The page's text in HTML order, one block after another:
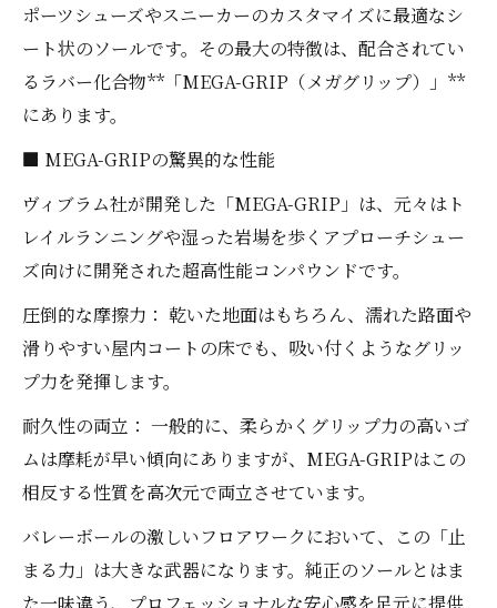
ポーツシューズやスニーカーのカスタマイズに最適なシ
ート状のソールです。その最大の特徴は、配合されてい
るラバー化合物**「MEGA-GRIP（メガグリップ）」**
にあります。
■ MEGA-GRIPの驚異的な性能
ヴィブラム社が開発した「MEGA-GRIP」は、元々はト
レイルランニングや湿った岩場を歩くアプローチシュー
ズ向けに開発された超高性能コンパウンドです。
圧倒的な摩擦力： 乾いた地面はもちろん、濡れた路面や
滑りやすい屋内コートの床でも、吸い付くようなグリッ
プ力を発揮します。
耐久性の両立： 一般的に、柔らかくグリップ力の高いゴ
ムは摩耗が早い傾向にありますが、MEGA-GRIPはこの
相反する性質を高次元で両立させています。
バレーボールの激しいフロアワークにおいて、この「止
まる力」は大きな武器になります。純正のソールとはま